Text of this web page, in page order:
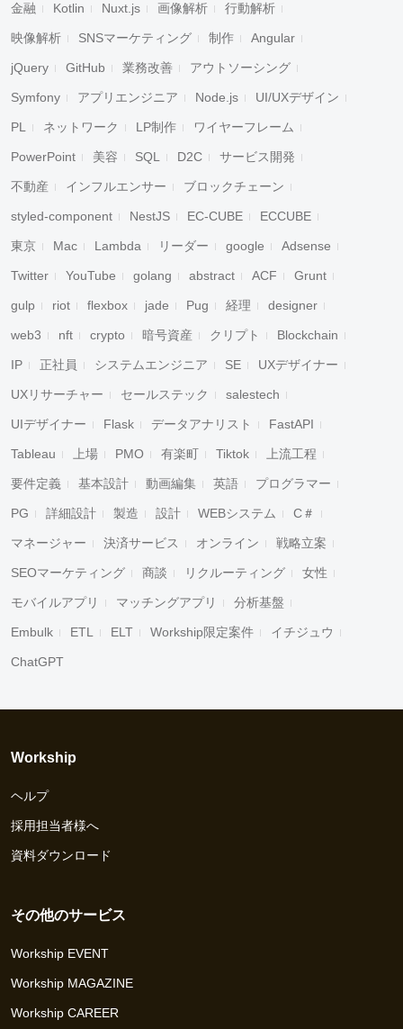
金融 Kotlin Nuxt.js 画像解析 行動解析
映像解析 SNSマーケティング 制作 Angular
jQuery GitHub 業務改善 アウトソーシング
Symfony アプリエンジニア Node.js UI/UXデザイン
PL ネットワーク LP制作 ワイヤーフレーム
PowerPoint 美容 SQL D2C サービス開発
不動産 インフルエンサー ブロックチェーン
styled-component NestJS EC-CUBE ECCUBE
東京 Mac Lambda リーダー google Adsense
Twitter YouTube golang abstract ACF Grunt
gulp riot flexbox jade Pug 経理 designer
web3 nft crypto 暗号資産 クリプト Blockchain
IP 正社員 システムエンジニア SE UXデザイナー
UXリサーチャー セールステック salestech
UIデザイナー Flask データアナリスト FastAPI
Tableau 上場 PMO 有楽町 Tiktok 上流工程
要件定義 基本設計 動画編集 英語 プログラマー
PG 詳細設計 製造 設計 WEBシステム C＃
マネージャー 決済サービス オンライン 戦略立案
SEOマーケティング 商談 リクルーティング 女性
モバイルアプリ マッチングアプリ 分析基盤
Embulk ETL ELT Workship限定案件 イチジュウ
ChatGPT
Workship
ヘルプ
採用担当者様へ
資料ダウンロード
その他のサービス
Workship EVENT
Workship MAGAZINE
Workship CAREER